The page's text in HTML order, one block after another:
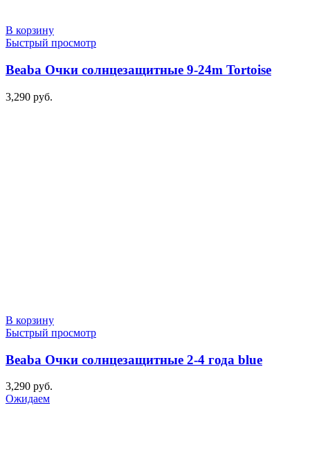
В корзину
Быстрый просмотр
Beaba Очки солнцезащитные 9-24m Tortoise
3,290 руб.
В корзину
Быстрый просмотр
Beaba Очки солнцезащитные 2-4 года blue
3,290 руб.
Ожидаем